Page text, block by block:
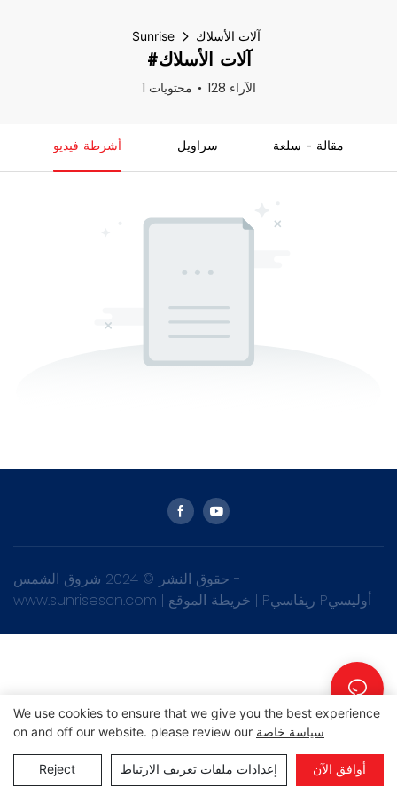
Sunrise آلات الأسلاك
#آلات الأسلاك
1 محتويات
128 الآراء
أشرطة فيديو سراويل مقالة - سلعة
حقوق النشر © 2024 شروق الشمس -
www.sunrisescn.com | | Pريفاسي Pأوليسي
We use cookies to ensure that we give you the best experience
on and off our website. please review our سياسة خاصة
Reject إعدادات ملفات تعريف الارتباط أوافق الآن